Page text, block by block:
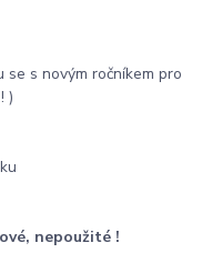
s novým ročníkem pro
)
nepoužité !